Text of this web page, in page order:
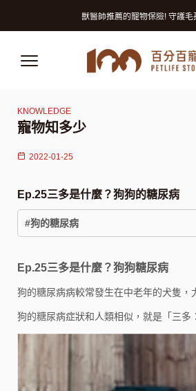
寵物知多少
2022-01-25
Ep.25三多是什麼？狗狗的糖尿病
#狗的糖尿病
Ep.25三多是什麼？狗狗糖尿病
狗的糖尿病病較常發生在中老年的犬隻，
狗的糖尿病症狀和人類相似，就是「三多
獸醫師推薦的寵物保險! 守護毛